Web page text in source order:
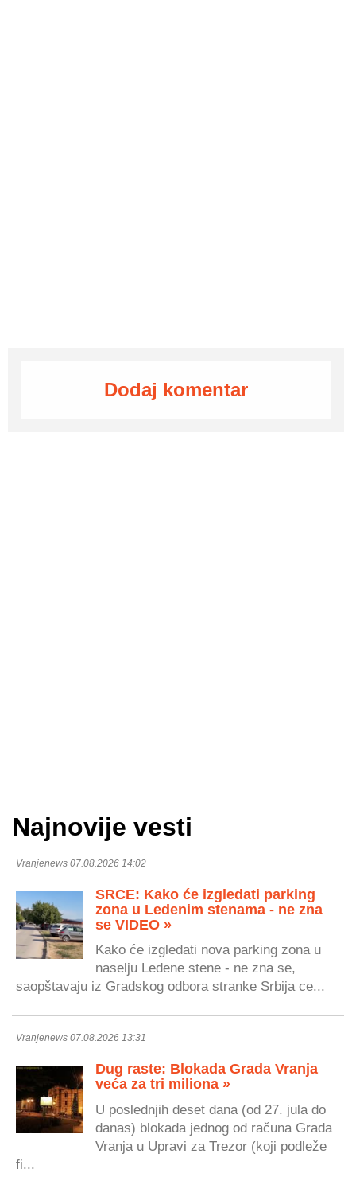
Dodaj komentar
Najnovije vesti
Vranjenews 07.08.2026 14:02
SRCE: Kako će izgledati parking
zona u Ledenim stenama - ne zna
se VIDEO »
Kako će izgledati nova parking zona u
naselju Ledene stene - ne zna se,
saopštavaju iz Gradskog odbora stranke Srbija ce...
Vranjenews 07.08.2026 13:31
Dug raste: Blokada Grada Vranja
veća za tri miliona »
U poslednjih deset dana (od 27. jula do
danas) blokada jednog od računa Grada
Vranja u Upravi za Trezor (koji podleže
fi...